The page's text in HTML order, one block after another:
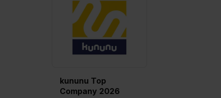
kununu Top
Company 2026